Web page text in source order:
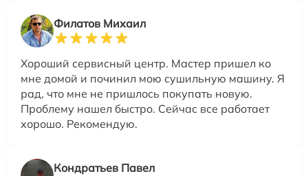
Филатов Михаил
Хороший сервисный центр. Мастер пришел ко
мне домой и починил мою сушильную машину. Я
рад, что мне не пришлось покупать новую.
Проблему нашел быстро. Сейчас все работает
хорошо. Рекомендую.
Кондратьев Павел